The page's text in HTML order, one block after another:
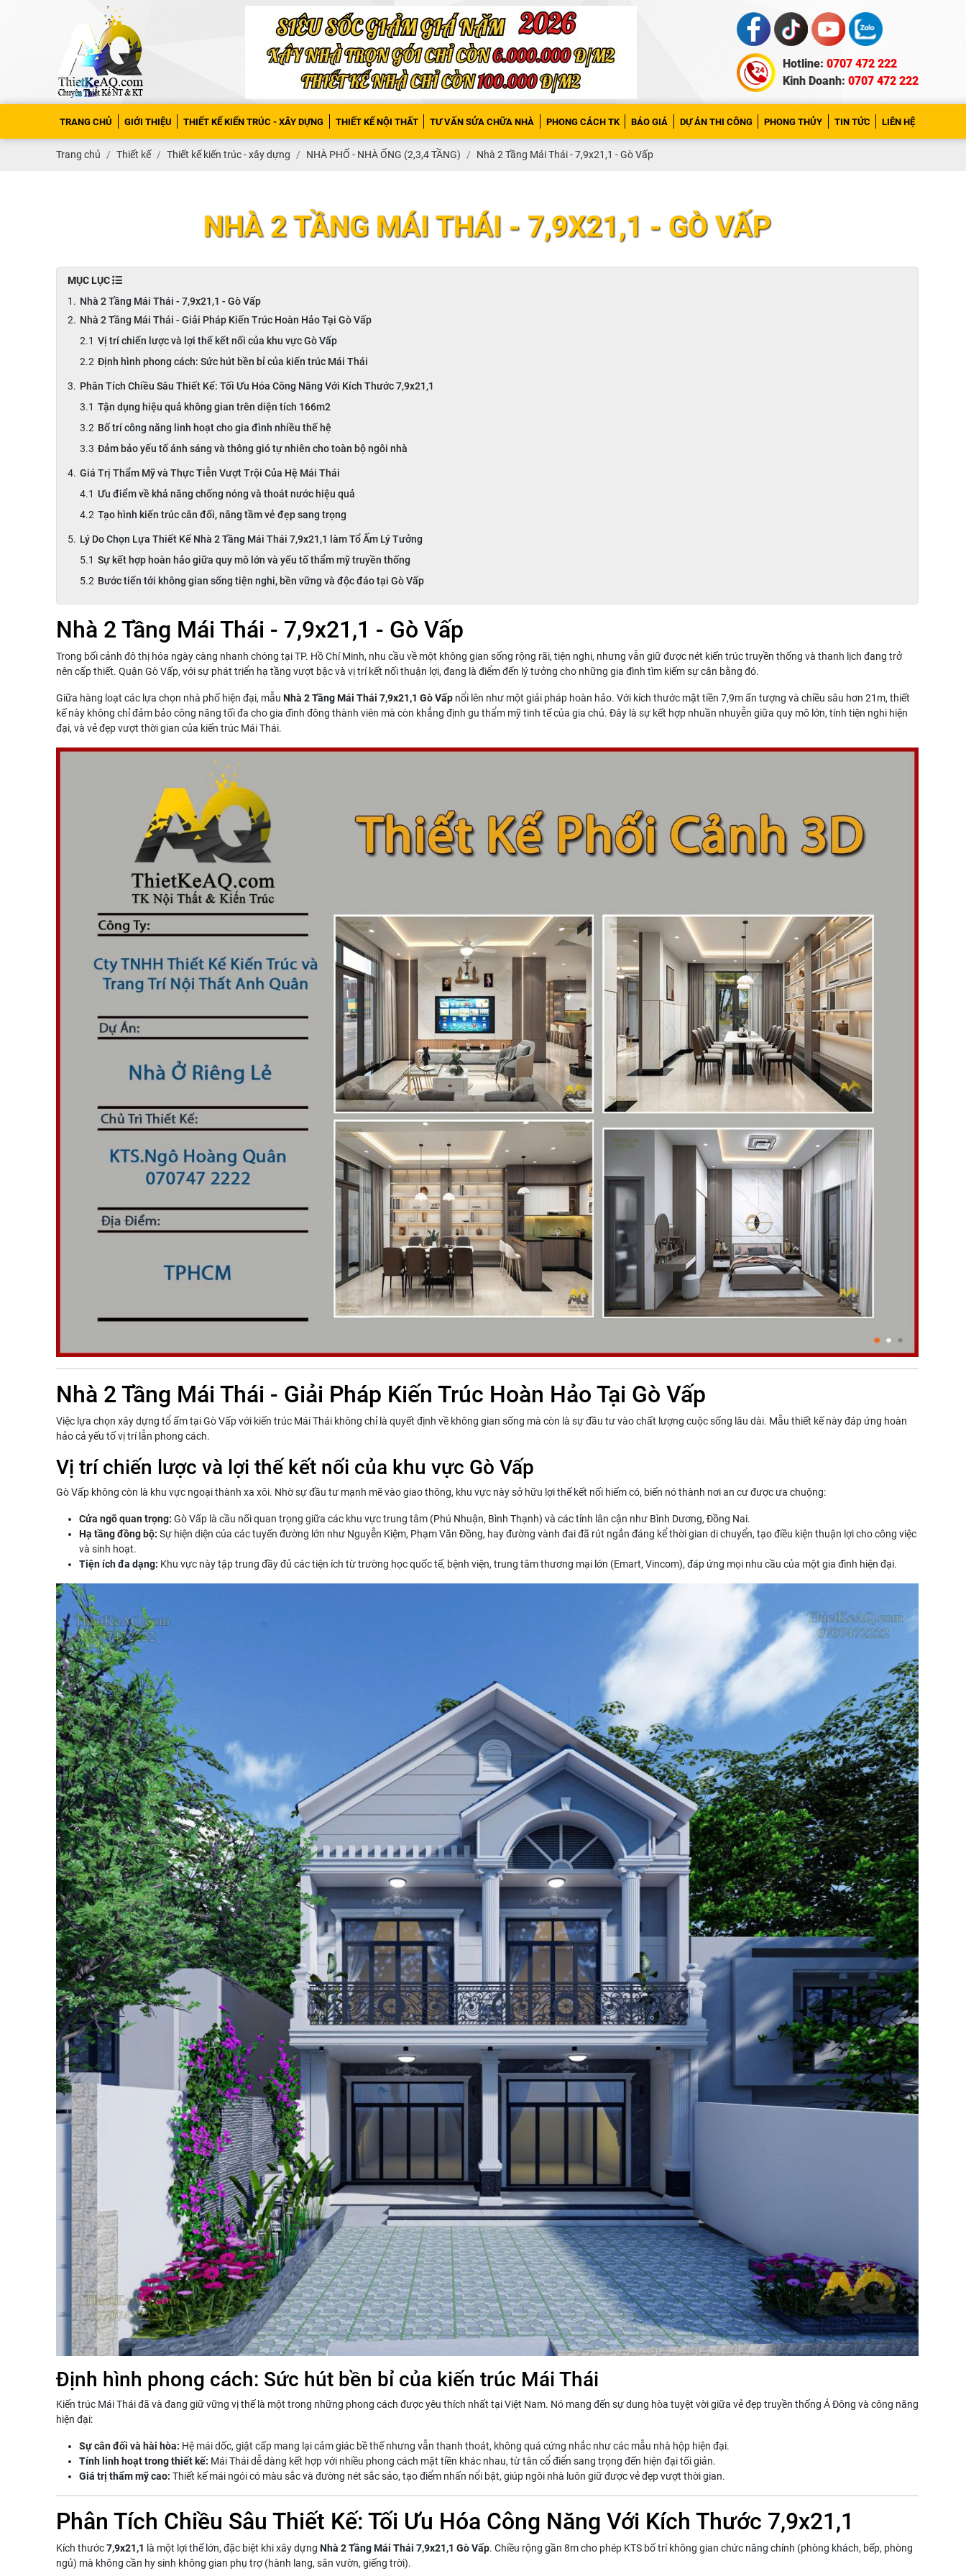
Hotline: 0707 472 222
Kinh Doanh: 0707 472 222
TRANG CHỦ GIỚI THIỆU THIẾT KẾ KIẾN TRÚC - XÂY DỰNG THIẾT KẾ NỘI THẤT TƯ VẤN SỬA CHỮA NHÀ PHONG CÁCH TK BÁO GIÁ DỰ ÁN THI CÔNG PHONG THỦY TIN TỨC LIÊN HỆ
Trang chủ Thiết kế Thiết kế kiến trúc - xây dựng NHÀ PHỐ - NHÀ ỐNG (2,3,4 TẦNG) Nhà 2 Tầng Mái Thái - 7,9x21,1 - Gò Vấp
NHÀ 2 TẦNG MÁI THÁI - 7,9X21,1 - GÒ VẤP
MỤC LỤC
Nhà 2 Tầng Mái Thái - 7,9x21,1 - Gò Vấp
Nhà 2 Tầng Mái Thái - Giải Pháp Kiến Trúc Hoàn Hảo Tại Gò Vấp
Vị trí chiến lược và lợi thế kết nối của khu vực Gò Vấp
Định hình phong cách: Sức hút bền bỉ của kiến trúc Mái Thái
Phân Tích Chiều Sâu Thiết Kế: Tối Ưu Hóa Công Năng Với Kích Thước 7,9x21,1
Tận dụng hiệu quả không gian trên diện tích 166m2
Bố trí công năng linh hoạt cho gia đình nhiều thế hệ
Đảm bảo yếu tố ánh sáng và thông gió tự nhiên cho toàn bộ ngôi nhà
Giá Trị Thẩm Mỹ và Thực Tiễn Vượt Trội Của Hệ Mái Thái
Ưu điểm về khả năng chống nóng và thoát nước hiệu quả
Tạo hình kiến trúc cân đối, nâng tầm vẻ đẹp sang trọng
Lý Do Chọn Lựa Thiết Kế Nhà 2 Tầng Mái Thái 7,9x21,1 làm Tổ Ấm Lý Tưởng
Sự kết hợp hoàn hảo giữa quy mô lớn và yếu tố thẩm mỹ truyền thống
Bước tiến tới không gian sống tiện nghi, bền vững và độc đáo tại Gò Vấp
Nhà 2 Tầng Mái Thái - 7,9x21,1 - Gò Vấp
Trong bối cảnh đô thị hóa ngày càng nhanh chóng tại TP. Hồ Chí Minh, nhu cầu về một không gian sống rộng rãi, tiện nghi, nhưng vẫn giữ được nét kiến trúc truyền thống và thanh lịch đang trở
nên cấp thiết. Quận Gò Vấp, với sự phát triển hạ tầng vượt bậc và vị trí kết nối thuận lợi, đang là điểm đến lý tưởng cho những gia đình tìm kiếm sự cân bằng đó.
Giữa hàng loạt các lựa chọn nhà phố hiện đại, mẫu Nhà 2 Tầng Mái Thái 7,9x21,1 Gò Vấp nổi lên như một giải pháp hoàn hảo. Với kích thước mặt tiền 7,9m ấn tượng và chiều sâu hơn 21m, thiết
kế này không chỉ đảm bảo công năng tối đa cho gia đình đông thành viên mà còn khẳng định gu thẩm mỹ tinh tế của gia chủ. Đây là sự kết hợp nhuần nhuyễn giữa quy mô lớn, tính tiện nghi hiện
đại, và vẻ đẹp vượt thời gian của kiến trúc Mái Thái.
Nhà 2 Tầng Mái Thái - Giải Pháp Kiến Trúc Hoàn Hảo Tại Gò Vấp
Việc lựa chọn xây dựng tổ ấm tại Gò Vấp với kiến trúc Mái Thái không chỉ là quyết định về không gian sống mà còn là sự đầu tư vào chất lượng cuộc sống lâu dài. Mẫu thiết kế này đáp ứng hoàn
hảo cả yếu tố vị trí lẫn phong cách.
Vị trí chiến lược và lợi thế kết nối của khu vực Gò Vấp
Gò Vấp không còn là khu vực ngoại thành xa xôi. Nhờ sự đầu tư mạnh mẽ vào giao thông, khu vực này sở hữu lợi thế kết nối hiếm có, biến nó thành nơi an cư được ưa chuộng:
Cửa ngõ quan trọng: Gò Vấp là cầu nối quan trọng giữa các khu vực trung tâm (Phú Nhuận, Bình Thạnh) và các tỉnh lân cận như Bình Dương, Đồng Nai.
Hạ tầng đồng bộ: Sự hiện diện của các tuyến đường lớn như Nguyễn Kiệm, Phạm Văn Đồng, hay đường vành đai đã rút ngắn đáng kể thời gian di chuyển, tạo điều kiện thuận lợi cho công việc
và sinh hoạt.
Tiện ích đa dạng: Khu vực này tập trung đầy đủ các tiện ích từ trường học quốc tế, bệnh viện, trung tâm thương mại lớn (Emart, Vincom), đáp ứng mọi nhu cầu của một gia đình hiện đại.
Định hình phong cách: Sức hút bền bỉ của kiến trúc Mái Thái
Kiến trúc Mái Thái đã và đang giữ vững vị thế là một trong những phong cách được yêu thích nhất tại Việt Nam. Nó mang đến sự dung hòa tuyệt vời giữa vẻ đẹp truyền thống Á Đông và công năng
hiện đại:
Sự cân đối và hài hòa: Hệ mái dốc, giật cấp mang lại cảm giác bề thế nhưng vẫn thanh thoát, không quá cứng nhắc như các mẫu nhà hộp hiện đại.
Tính linh hoạt trong thiết kế: Mái Thái dễ dàng kết hợp với nhiều phong cách mặt tiền khác nhau, từ tân cổ điển sang trọng đến hiện đại tối giản.
Giá trị thẩm mỹ cao: Thiết kế mái ngói có màu sắc và đường nét sắc sảo, tạo điểm nhấn nổi bật, giúp ngôi nhà luôn giữ được vẻ đẹp vượt thời gian.
Phân Tích Chiều Sâu Thiết Kế: Tối Ưu Hóa Công Năng Với Kích Thước 7,9x21,1
Kích thước7,9x21,1 là một lợi thế lớn, đặc biệt khi xây dựng Nhà 2 Tầng Mái Thái 7,9x21,1 Gò Vấp. Chiều rộng gần 8m cho phép KTS bố trí không gian chức năng chính (phòng khách, bếp, phòng
ngủ) mà không cần hy sinh không gian phụ trợ (hành lang, sân vườn, giếng trời).